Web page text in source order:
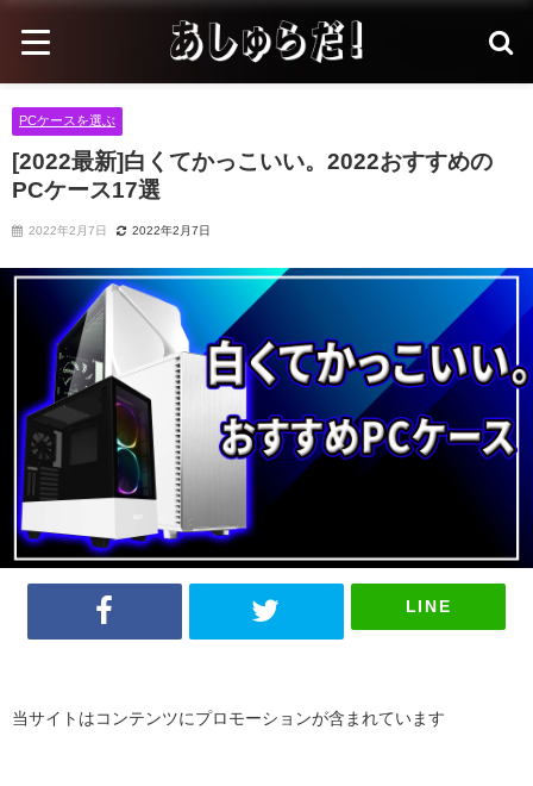
PCケースを選ぶ
[2022最新]白くてかっこいい。2022おすすめの
PCケース17選
2022年2月7日 2022年2月7日
LINE
当サイトはコンテンツにプロモーションが含まれています